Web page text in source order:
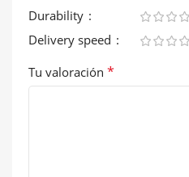
Durability
Delivery speed
Tu valoración *